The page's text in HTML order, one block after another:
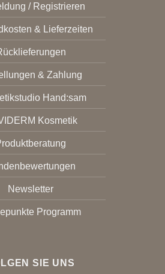
/ Registrieren
& Lieferzeiten
& Zahlung
Hand:sam
Kosmetik
Newsletter
Programm
SIE UNS